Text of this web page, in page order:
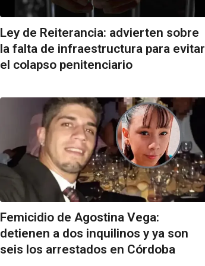
Ley de Reiterancia: advierten sobre
la falta de infraestructura para evitar
el colapso penitenciario
Femicidio de Agostina Vega:
detienen a dos inquilinos y ya son
seis los arrestados en Córdoba